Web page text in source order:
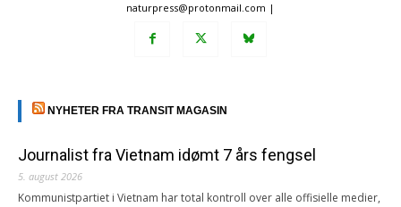
naturpress@protonmail.com |
NYHETER FRA TRANSIT MAGASIN
Journalist fra Vietnam idømt 7 års fengsel
5. august 2026
Kommunistpartiet i Vietnam har total kontroll over alle offisielle medier,